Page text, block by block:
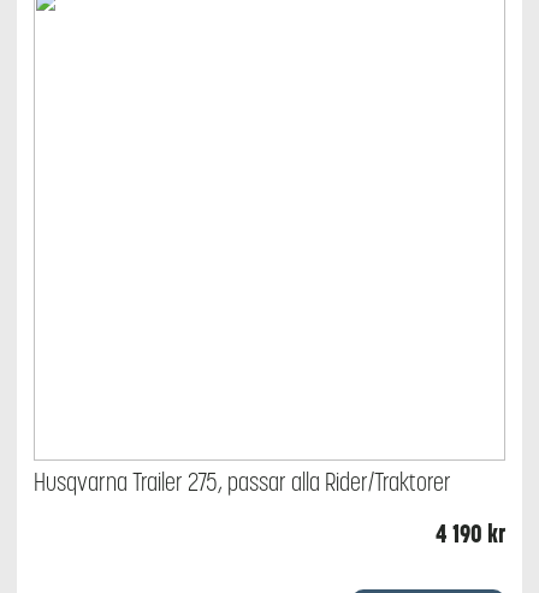
Husqvarna Trailer 275, passar alla Rider/Traktorer
4 190 kr